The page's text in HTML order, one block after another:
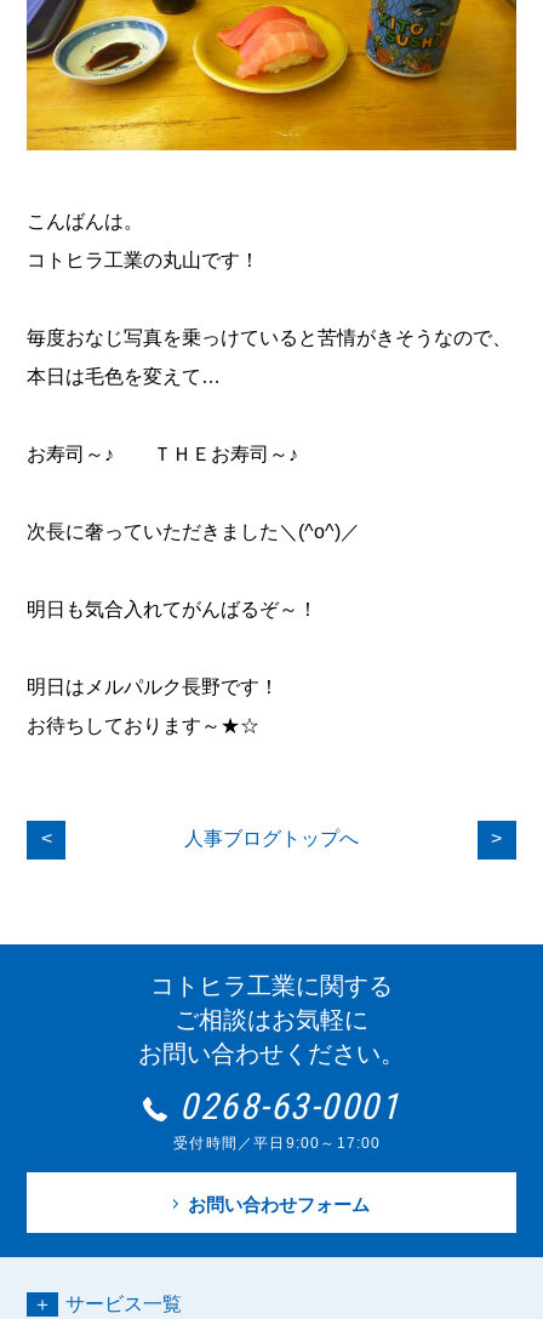
こんばんは。
コトヒラ工業の丸山です！
毎度おなじ写真を乗っけていると苦情がきそうなので、
本日は毛色を変えて…
お寿司～♪ ＴＨＥお寿司～♪
次長に奢っていただきました＼(^o^)／
明日も気合入れてがんばるぞ～！
明日はメルパルク長野です！
お待ちしております～★☆
< >
人事ブログトップへ
コトヒラ工業に関する
ご相談はお気軽に
お問い合わせください。
0268-63-0001
受付時間／平日9:00～17:00
お問い合わせフォーム
サービス一覧